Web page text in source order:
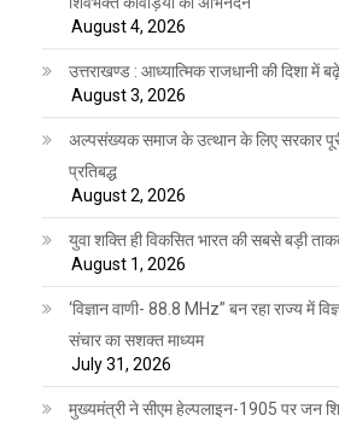
August 4, 2026
उत्तराखण्ड : आध्यात्मिक राजधानी की दिशा में
August 3, 2026
अल्पसंख्यक समाज के उत्थान के लिए सरकार
प्रतिबद्ध
August 2, 2026
युवा शक्ति ही विकसित भारत की सबसे बड़ी
August 1, 2026
‘विज्ञान वाणी- 88.8 MHz” बन रहा राज्य में
संचार का सशक्त माध्यम
July 31, 2026
मुख्यमंत्री ने सीएम हेल्पलाइन-1905 पर जन